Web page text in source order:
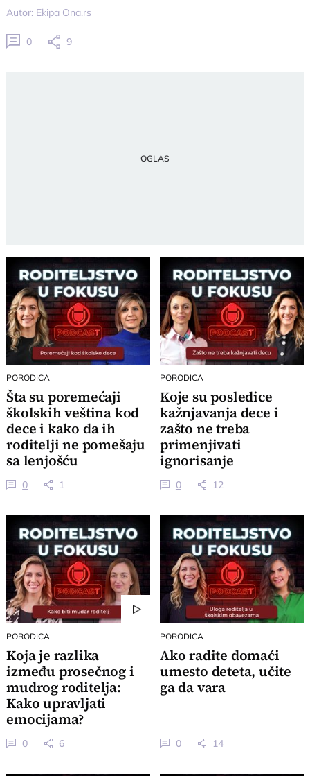
Autor: Ekipa Ona.rs
0 9
PORODICA
Šta su poremećaji
školskih veština kod
dece i kako da ih
roditelji ne pomešaju
sa lenjošću
0 1
PORODICA
Koje su posledice
kažnjavanja dece i
zašto ne treba
primenjivati
ignorisanje
0 12
PORODICA
Koja je razlika
između prosečnog i
mudrog roditelja:
Kako upravljati
emocijama?
0 6
PORODICA
Ako radite domaći
umesto deteta, učite
ga da vara
0 14